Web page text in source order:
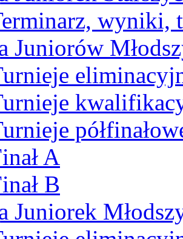
wyniki,
Juniorów
A
B
Juniorek